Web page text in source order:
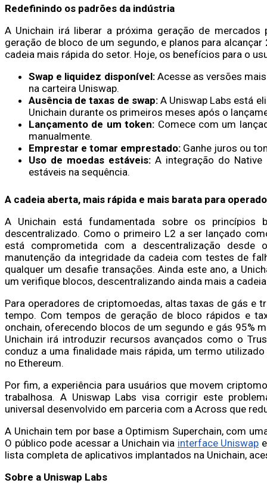
Redefinindo os padrões da indústria
A Unichain irá liberar a próxima geração de
geração de bloco de um segundo, e planos para
cadeia mais rápida do setor. Hoje, os benefícios para o
Swap e liquidez disponível:Acesse as versões
na carteira Uniswap.
Ausência de taxas de swap:A Uniswap Labs está
Unichain durante os primeiros meses após o
Lançamento de um token: Comece com um
manualmente.
Emprestar e tomar emprestado: Ganhe juros ou
Uso de moedas estáveis: A integração do Native
estáveis na sequência.
A cadeia aberta, mais rápida e mais barata para
A Unichain está fundamentada sobre os princípios
descentralizado. Como o primeiro L2 a ser lançado
está comprometida com a descentralização
manutenção da integridade da cadeia com testes de
qualquer um desafie transações. Ainda este ano, a
um verifique blocos, descentralizando ainda mais a
Para operadores de criptomoedas, altas taxas de gás e
tempo. Com tempos de geração de bloco rápidos e
onchain, oferecendo blocos de um segundo e gás 95%
Unichain irá introduzir recursos avançados como o
conduz a uma finalidade mais rápida, um termo
no Ethereum.
Por fim, a experiência para usuários que movem
trabalhosa. A Uniswap Labs visa corrigir este
universal desenvolvido em parceria com a Across que
A Unichain tem por base a Optimism Superchain, com
O público pode acessar a Unichain via interface Uniswap
lista completa de aplicativos implantados na Unichain,
Sobre a Uniswap Labs